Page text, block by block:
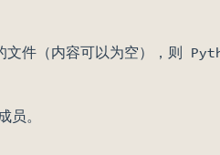
文件（内容可以为空），则
。